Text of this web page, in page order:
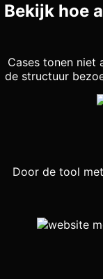
Bekijk hoe
Cases tonen niet
de structuur
Door de tool